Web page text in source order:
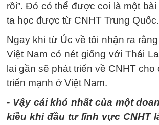
rồi”. Đó có thể được coi là một
ta học được từ CNHT Trung Quốc.
Ngay khi từ Úc về tôi nhận ra
Việt Nam có nét giống với Thái
lai gần sẽ phát triển về CNHT cho
triển mạnh ở Việt Nam.
- Vậy cái khó nhất của một
kiều khi đầu tư lĩnh vực CNHT